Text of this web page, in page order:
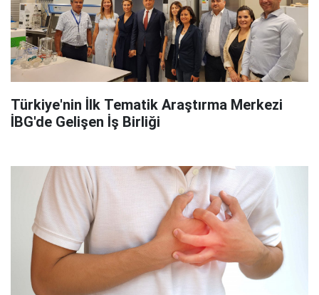
Türkiye'nin İlk Tematik Araştırma Merkezi
İBG'de Gelişen İş Birliği